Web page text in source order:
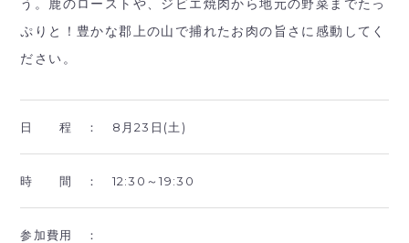
う。鹿のローストや、ジビエ焼肉から地元の野菜までたっ
ぷりと！豊かな郡上の山で捕れたお肉の旨さに感動してく
ださい。
日 程 ： 8月23日(土)
時 間 ： 12:30～19:30
参加費用 ：